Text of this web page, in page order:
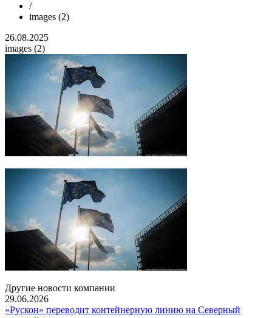
/
images (2)
26.08.2025
images (2)
Другие новости компании
29.06.2026
«Рускон» переводит контейнерную линию на Северный